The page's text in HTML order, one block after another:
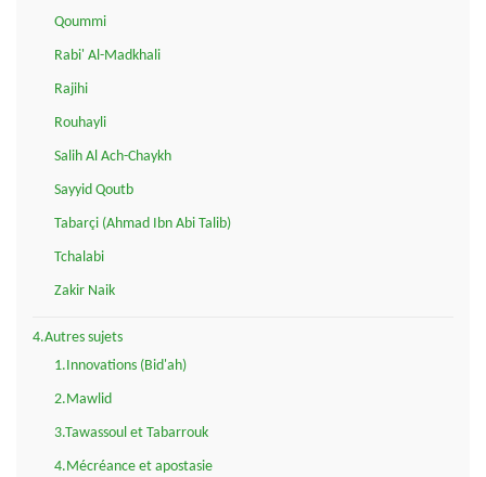
Qoummi
Rabi' Al-Madkhali
Rajihi
Rouhayli
Salih Al Ach-Chaykh
Sayyid Qoutb
Tabarçi (Ahmad Ibn Abi Talib)
Tchalabi
Zakir Naik
4.Autres sujets
1.Innovations (Bid'ah)
2.Mawlid
3.Tawassoul et Tabarrouk
4.Mécréance et apostasie